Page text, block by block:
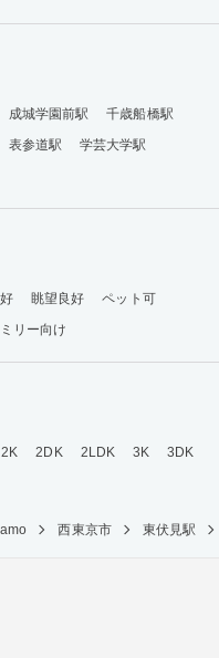
成城学園前駅
千歳船橋駅
表参道駅
学芸大学駅
眺望良好
ペット可
リー向け
2K 2DK 2LDK 3K
3DK
西東京市 東伏見駅